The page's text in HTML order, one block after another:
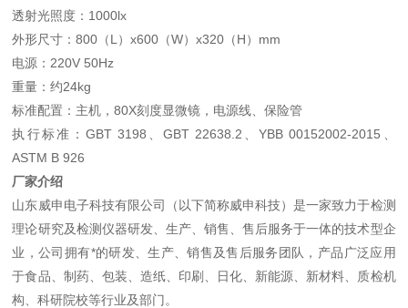
透射光照度：1000lx
外形尺寸：800（L）x600（W）x320（H）mm
电源：220V 50Hz
重量：约24kg
标准配置：主机，80X刻度显微镜，电源线、保险管
执行标准：GBT 3198、GBT 22638.2、YBB 00152002-2015、
ASTM B 926
厂家介绍
山东威申电子科技有限公司（以下简称威申科技）是一家致力于检测
理论研究及检测仪器研发、生产、销售、售后服务于一体的技术型企
业，公司拥有*的研发、生产、销售及售后服务团队，产品广泛应用
于食品、制药、包装、造纸、印刷、日化、新能源、新材料、质检机
构、科研院校等行业及部门。